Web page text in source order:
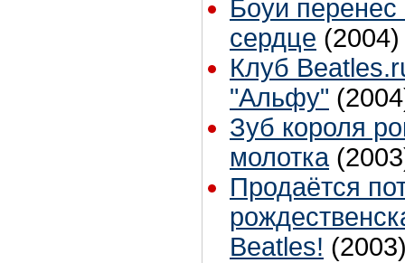
Боуи
сердце (2004)
Клуб
"Альфу"
Зуб короля
молотка
Продаётся
Beatles!